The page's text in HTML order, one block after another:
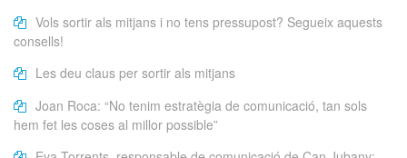
Vols sortir als mitjans i no tens pressupost? Segueix aquests
consells!
Les deu claus per sortir als mitjans
Joan Roca: “No tenim estratègia de comunicació, tan sols
hem fet les coses al millor possible”